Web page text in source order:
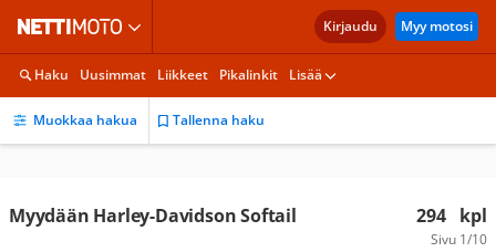
Kirjaudu Myy motosi
Haku Uusimmat Liikkeet Pikalinkit Lisää
Muokkaa hakua Tallenna haku
294 kpl
Sivu 1/10
Myydään Harley-Davidson Softail